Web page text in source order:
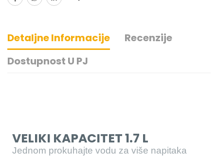
Detaljne Informacije
Recenzije
Dostupnost U PJ
VELIKI KAPACITET 1.7 L
Jednom prokuhajte vodu za više napitaka